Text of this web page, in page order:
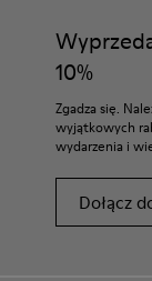
10%
Zgadza się.
wyjątkowych
wydarzenia i
Dołącz